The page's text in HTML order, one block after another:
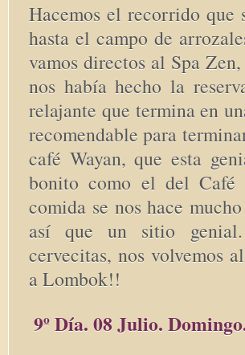
Hacemos el recorrido que
hasta el campo de
vamos directos al Spa
nos había hecho la
relajante que termina en
recomendable para
café Wayan, que esta
bonito como el del
comida se nos hace
así que un sitio genial.
cervecitas, nos volvemos
a Lombok!!
9º Día. 08 Julio.